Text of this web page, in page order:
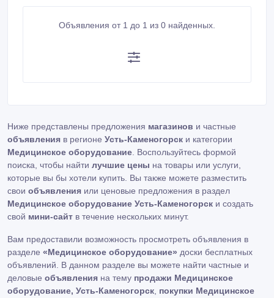
Объявления от 1 до 1 из 0 найденных.
Ниже представлены предложения магазинов и частные
объявления в регионе Усть-Каменогорск и категории
Медицинское оборудование . Воспользуйтесь формой
поиска, чтобы найти лучшие цены на товары или услуги,
которые вы бы хотели купить. Вы также можете разместить
свои объявления или ценовые предложения в раздел
Медицинское оборудование Усть-Каменогорск и создать
свой мини-сайт в течение нескольких минут.
Вам предоставили возможность просмотреть объявления в
разделе «Медицинское оборудование» доски бесплатных
объявлений. В данном разделе вы можете найти частные и
деловые объявления на тему продажи Медицинское
оборудование, Усть-Каменогорск покупки Медицинское